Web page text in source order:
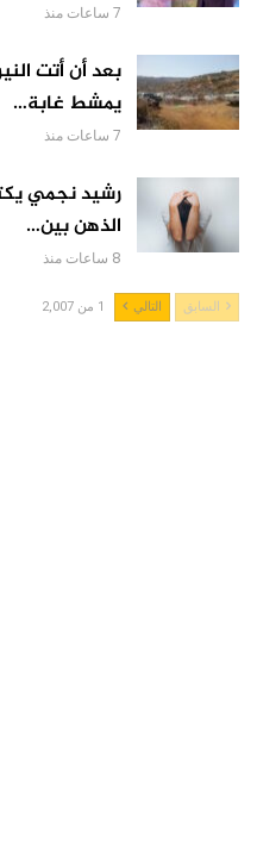
7 ساعات منذ
يمشط غابة…
7 ساعات منذ
رشيد نجمي
الذهن بين…
8 ساعات منذ
السابق التالي 1 من 2,007